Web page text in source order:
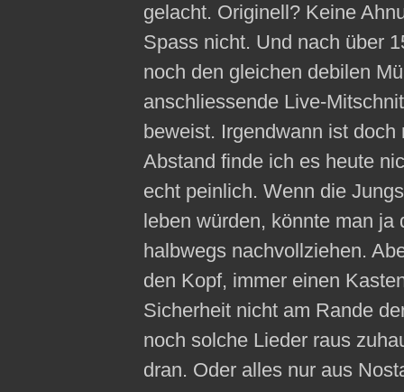
gelacht. Originell? Keine
Spass nicht. Und nach über
noch den gleichen debilen
anschliessende Live-
beweist. Irgendwann ist
Abstand finde ich es heute
echt peinlich. Wenn die
leben würden, könnte man ja
halbwegs nachvollziehen.
den Kopf, immer einen
Sicherheit nicht am Rande
noch solche Lieder raus
dran. Oder alles nur aus